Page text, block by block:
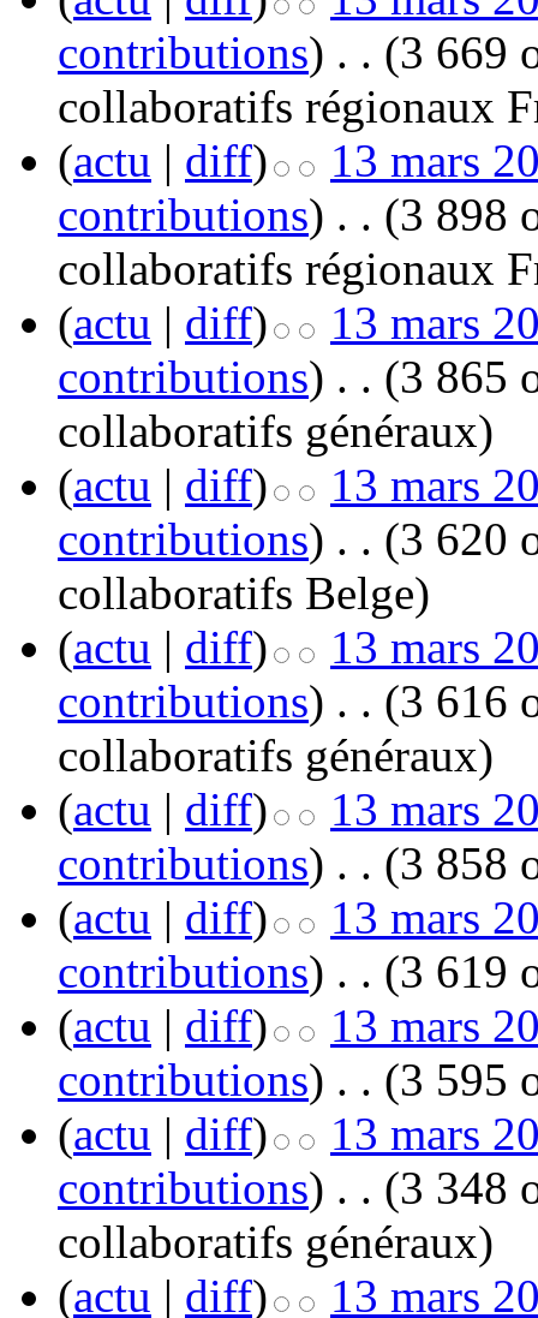
contributions) . . (3 669
collaboratifs régionaux
(actu | diff)
13 mars
contributions) . . (3 898
collaboratifs régionaux
(actu | diff)
13 mars
contributions) . . (3 865
collaboratifs généraux)
(actu | diff)
13 mars
contributions) . . (3 620
collaboratifs Belge)
(actu | diff)
13 mars
contributions) . . (3 616
collaboratifs généraux)
(actu | diff)
13 mars
contributions) . . (3 858
(actu | diff)
13 mars
contributions) . . (3 619
(actu | diff)
13 mars
contributions) . . (3 595
(actu | diff)
13 mars
contributions) . . (3 348
collaboratifs généraux)
(actu | diff) 13 mars